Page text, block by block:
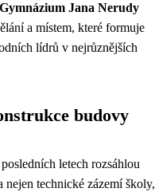
Gymnázium Jana Nerudy
a místem, které formuje
lídrů v nejrůznějších
budovy
letech rozsáhlou
nejen technické zázemí školy,